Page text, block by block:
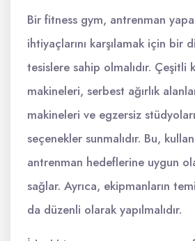
Bir fitness gym, antrenman
ihtiyaçlarını karşılamak için bir
tesislere sahip olmalıdır. Çeşitli
makineleri, serbest ağırlık
makineleri ve egzersiz
seçenekler sunmalıdır. Bu,
antrenman hedeflerine uygun
sağlar. Ayrıca, ekipmanların
da düzenli olarak yapılmalıdır.